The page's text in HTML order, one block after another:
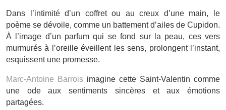
Dans l’intimité d’un coffret ou au creux d’une main, le
poème se dévoile, comme un battement d’ailes de Cupidon.
À l’image d’un parfum qui se fond sur la peau, ces vers
murmurés à l’oreille éveillent les sens, prolongent l’instant,
esquissent une promesse.
Marc-Antoine Barrois imagine cette Saint-Valentin comme
une ode aux sentiments sincères et aux émotions
partagées.